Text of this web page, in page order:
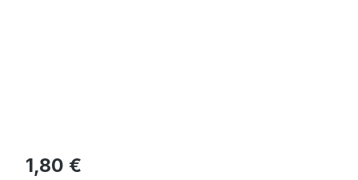
Regulärer Preis:
1,80 €